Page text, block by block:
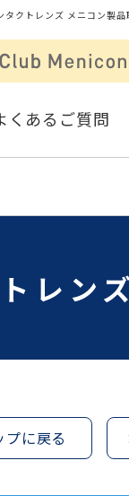
タクトレンズ メニコン製
くあるご質問
レン
に戻る